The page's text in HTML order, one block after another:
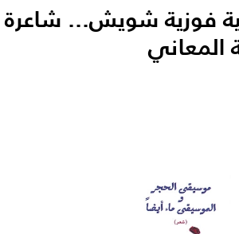
فوزية شويش... شاعرة
المعاني